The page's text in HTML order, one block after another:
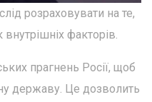
розраховувати на те,
факторів.
прагнень Росії, щоб
державу. Це дозволить